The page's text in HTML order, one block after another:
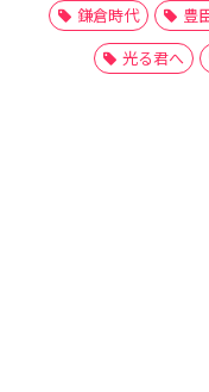
鎌倉時代
豊
光る君へ